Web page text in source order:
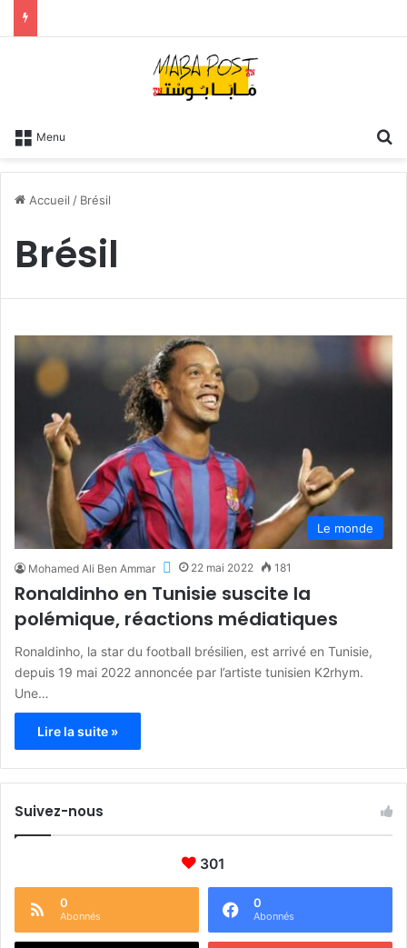
Menu
Accueil / Brésil
Brésil
Le monde
Mohamed Ali Ben Ammar 22 mai 2022 181
Ronaldinho en Tunisie suscite la
polémique, réactions médiatiques
Ronaldinho, la star du football brésilien, est arrivé en Tunisie,
depuis 19 mai 2022 annoncée par l’artiste tunisien K2rhym.
Une…
Lire la suite »
Suivez-nous
301
0
Abonnés
0
Abonnés